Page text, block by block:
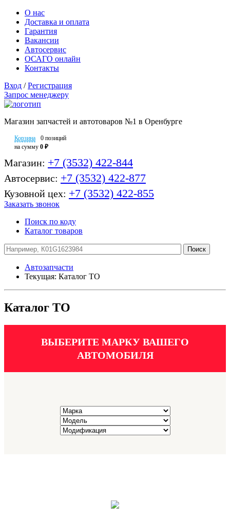
О нас
Доставка и оплата
Гарантия
Вакансии
Автосервис
ОСАГО онлайн
Контакты
Вход / Регистрация
Запрос менеджеру
Магазин запчастей и автотоваров №1 в Оренбурге
Корзина
0 позиций
на сумму 0 ₽
Магазин: +7 (3532) 422-844
Автосервис: +7 (3532) 422-877
Кузовной цех: +7 (3532) 422-855
Заказать звонок
Поиск по коду
Каталог товаров
Автозапчасти
Текущая: Каталог ТО
Каталог ТО
ВЫБЕРИТЕ МАРКУ ВАШЕГО
АВТОМОБИЛЯ